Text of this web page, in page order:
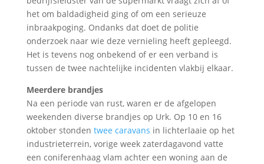
het om baldadigheid ging of om een serieuze
inbraakpoging. Ondanks dat doet de politie
onderzoek naar wie deze vernieling heeft gepleegd.
Het is tevens nog onbekend of er een verband is
tussen de twee nachtelijke incidenten vlakbij elkaar.
Meerdere brandjes
Na een periode van rust, waren er de afgelopen
weekenden diverse brandjes op Urk. Op 10 en 16
oktober stonden twee caravans in lichterlaaie op het
industrieterrein, vorige week zaterdagavond vatte
een coniferenhaag vlam achter een woning aan de